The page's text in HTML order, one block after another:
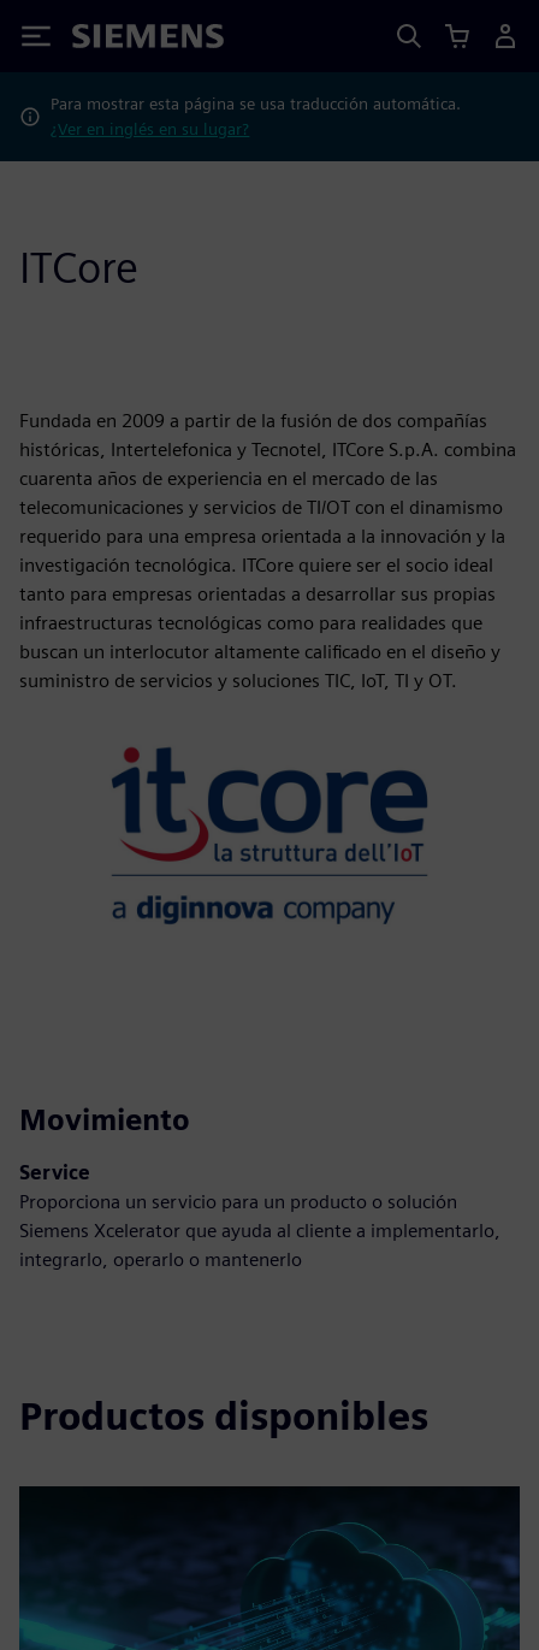
Siemens
Para mostrar esta página se usa traducción automática.
¿Ver en inglés en su lugar?
ITCore
Fundada en 2009 a partir de la fusión de dos compañías
históricas, Intertelefonica y Tecnotel, ITCore S.p.A. combina
cuarenta años de experiencia en el mercado de las
telecomunicaciones y servicios de TI/OT con el dinamismo
requerido para una empresa orientada a la innovación y la
investigación tecnológica. ITCore quiere ser el socio ideal
tanto para empresas orientadas a desarrollar sus propias
infraestructuras tecnológicas como para realidades que
buscan un interlocutor altamente calificado en el diseño y
suministro de servicios y soluciones TIC, IoT, TI y OT.
Movimiento
Service
Proporciona un servicio para un producto o solución
Siemens Xcelerator que ayuda al cliente a implementarlo,
integrarlo, operarlo o mantenerlo
Productos disponibles